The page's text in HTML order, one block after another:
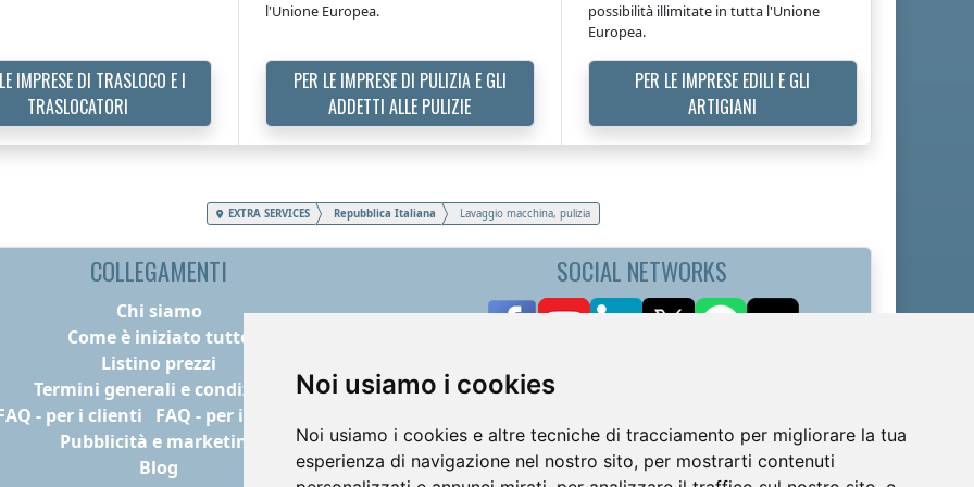
Noi usiamo i cookies
Noi usiamo i cookies e altre tecniche di tracciamento per migliorare la tua
esperienza di navigazione nel nostro sito, per mostrarti contenuti
IMPRESE DI TRASLOCO E I
TRASLOCATORI
l'Unione Europea.
PER LE IMPRESE DI PULIZIA E GLI
ADDETTI ALLE PULIZIE
possibilità illimitate in tutta l'Unione
Europea.
PER LE IMPRESE EDILI E GLI
ARTIGIANI
EXTRA SERVICES Repubblica Italiana Lavaggio macchina, pulizia
COLLEGAMENTI
Chi siamo
Come è iniziato tutto
Listino prezzi
Termini generali e condizioni
- per i clienti
FAQ - per i fornitori
Pubblicità e marketing
Blog
SOCIAL NETWORKS